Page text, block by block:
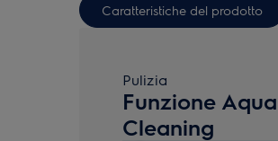
Caratteristiche del prodotto
Pulizia
Funzione Aqua
Cleaning